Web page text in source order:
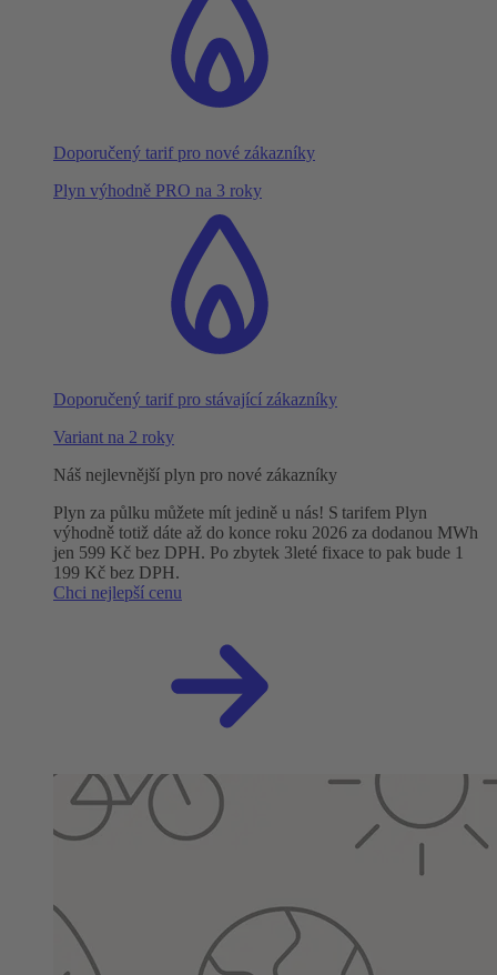
Doporučený tarif pro nové zákazníky
Plyn výhodně PRO na 3 roky
Doporučený tarif pro stávající zákazníky
Variant na 2 roky
Náš nejlevnější plyn pro nové zákazníky
Plyn za půlku můžete mít jedině u nás! S tarifem Plyn
výhodně totiž dáte až do konce roku 2026 za dodanou MWh
jen 599 Kč bez DPH. Po zbytek 3leté fixace to pak bude 1
199 Kč bez DPH.
Chci nejlepší cenu